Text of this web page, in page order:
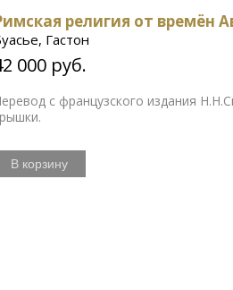
религия от времён
Гастон
000 руб.
с французского издания
В корзину